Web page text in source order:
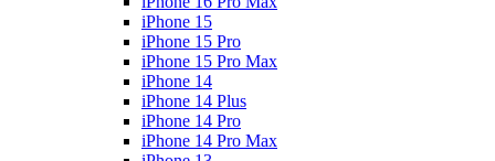
iPhone 15
iPhone 15 Pro
iPhone 15 Pro Max
iPhone 14
iPhone 14 Plus
iPhone 14 Pro
iPhone 14 Pro Max